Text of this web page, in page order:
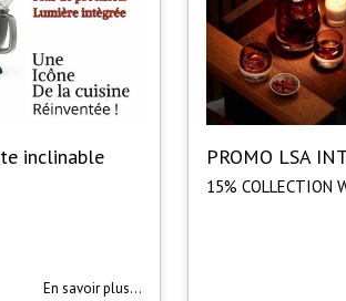
inclinable
En savoir plus...
PROMO LSA
15% COLLECTION